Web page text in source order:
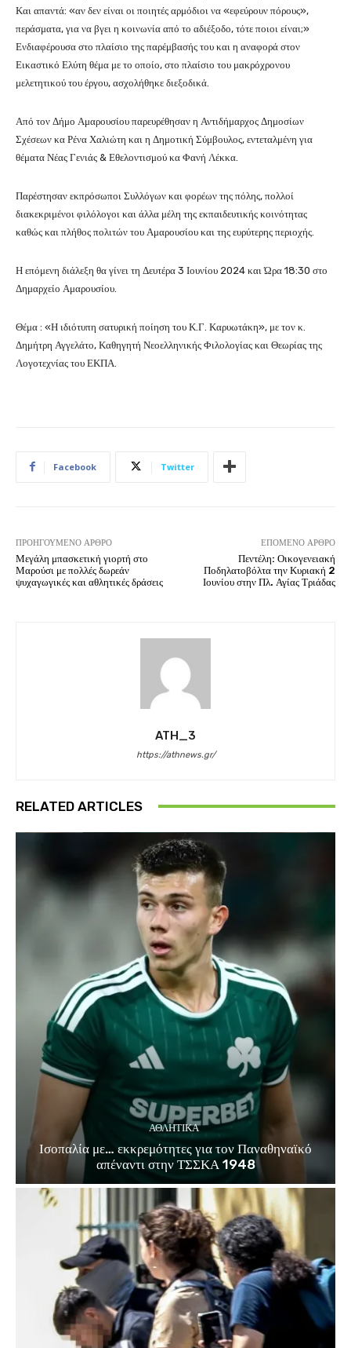
Και απαντά: «αν δεν είναι οι ποιητές αρμόδιοι να «εφεύρουν πόρους»,
περάσματα, για να βγει η κοινωνία από το αδιέξοδο, τότε ποιοι είναι;»
Ενδιαφέρουσα στο πλαίσιο της παρέμβασής του και η αναφορά στον
Εικαστικό Ελύτη θέμα με το οποίο, στο πλαίσιο του μακρόχρονου
μελετητικού του έργου, ασχολήθηκε διεξοδικά.
Από τον Δήμο Αμαρουσίου παρευρέθησαν η Αντιδήμαρχος Δημοσίων
Σχέσεων κα Ρένα Χαλιώτη και η Δημοτική Σύμβουλος, εντεταλμένη για
θέματα Νέας Γενιάς & Εθελοντισμού κα Φανή Λέκκα.
Παρέστησαν εκπρόσωποι Συλλόγων και φορέων της πόλης, πολλοί
διακεκριμένοι φιλόλογοι και άλλα μέλη της εκπαιδευτικής κοινότητας
καθώς και πλήθος πολιτών του Αμαρουσίου και της ευρύτερης περιοχής.
Η επόμενη διάλεξη θα γίνει τη Δευτέρα 3 Ιουνίου 2024 και Ώρα 18:30 στο
Δημαρχείο Αμαρουσίου.
Θέμα : «Η ιδιότυπη σατυρική ποίηση του Κ.Γ. Καρυωτάκη», με τον κ.
Δημήτρη Αγγελάτο, Καθηγητή Νεοελληνικής Φιλολογίας και Θεωρίας της
Λογοτεχνίας του ΕΚΠΑ.
Facebook Twitter
ΠΡΟΗΓΟΎΜΕΝΟ ΆΡΘΡΟ
Μεγάλη μπασκετική γιορτή στο
Μαρούσι με πολλές δωρεάν
ψυχαγωγικές και αθλητικές δράσεις
ΕΠΌΜΕΝΟ ΆΡΘΡΟ
Πεντέλη: Οικογενειακή
Ποδηλατοβόλτα την Κυριακή 2
Ιουνίου στην Πλ. Αγίας Τριάδας
ATH_3
https://athnews.gr/
RELATED ARTICLES
ΑΘΛΗΤΙΚΑ
Ισοπαλία με… εκκρεμότητες για τον Παναθηναϊκό
απέναντι στην ΤΣΣΚΑ 1948